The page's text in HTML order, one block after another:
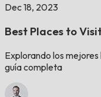
Dec 18, 2023
Best Places to
Explorando los
guía completa